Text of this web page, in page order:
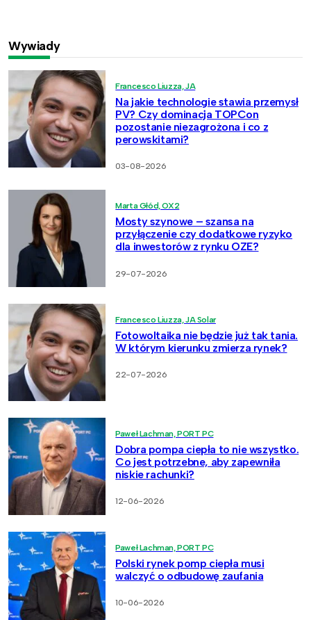
Wywiady
Francesco Liuzza, JA
Na jakie technologie stawia przemysł
PV? Czy dominacja TOPCon
pozostanie niezagrożona i co z
perowskitami?
03-08-2026
Marta Głód, OX2
Mosty szynowe – szansa na
przyłączenie czy dodatkowe ryzyko
dla inwestorów z rynku OZE?
29-07-2026
Francesco Liuzza, JA Solar
Fotowoltaika nie będzie już tak tania.
W którym kierunku zmierza rynek?
22-07-2026
Paweł Lachman, PORT PC
Dobra pompa ciepła to nie wszystko.
Co jest potrzebne, aby zapewniła
niskie rachunki?
12-06-2026
Paweł Lachman, PORT PC
Polski rynek pomp ciepła musi
walczyć o odbudowę zaufania
10-06-2026